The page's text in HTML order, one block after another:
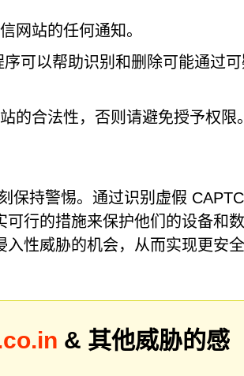
网站的任何通知。
可以帮助识别和删除可能通过
的合法性，否则请避免授予权限。
保持警惕。通过识别虚假
行的措施来保护他们的设备和数
性威胁的机会，从而实现更安
& 其他威胁的感